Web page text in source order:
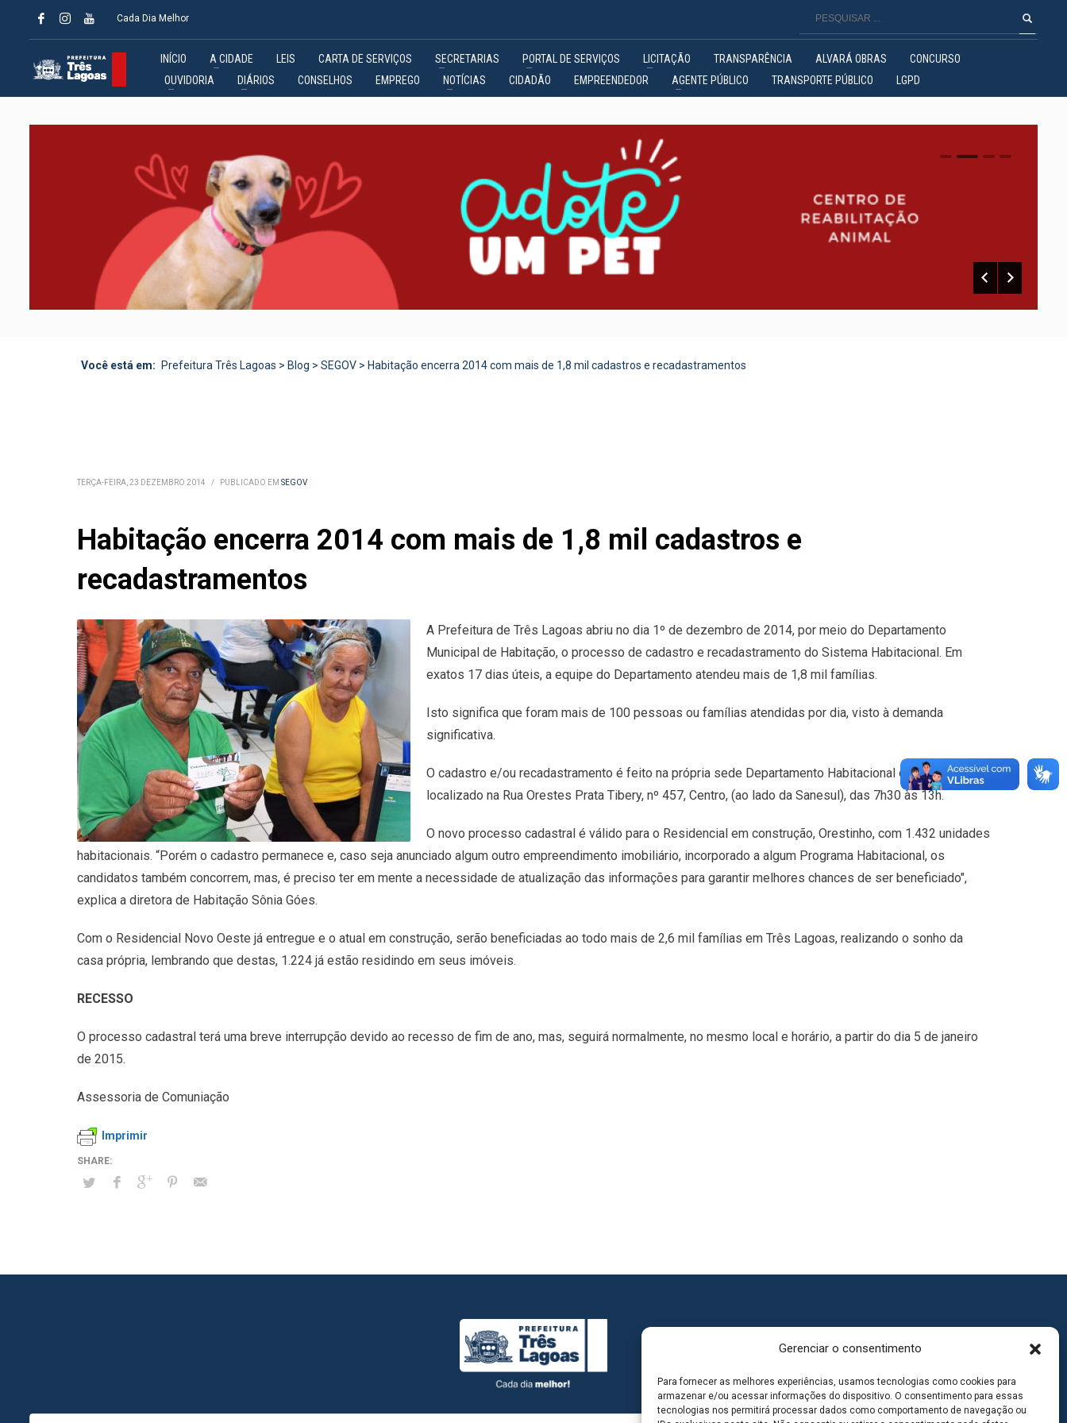
Gerenciar o consentimento
Para fornecer as melhores experiências, usamos tecnologias como cookies para
armazenar e/ou acessar informações do dispositivo. O consentimento para essas
tecnologias nos permitirá processar dados como comportamento de navegação ou
Cada Dia Melhor
INÍCIO A CIDADE LEIS CARTA DE SERVIÇOS SECRETARIAS PORTAL DE SERVIÇOS LICITAÇÃO TRANSPARÊNCIA ALVARÁ OBRAS
CONCURSO
OUVIDORIA
DIÁRIOS CONSELHOS EMPREGO NOTÍCIAS CIDADÃO EMPREENDEDOR AGENTE PÚBLICO TRANSPORTE PÚBLICO LGPD
0 1 2
Você está em: Prefeitura Três Lagoas > Blog > SEGOV > Habitação encerra 2014 com mais de 1,8 mil cadastros e recadastramentos
TERÇA-FEIRA, 23 DEZEMBRO 2014 / PUBLICADO EM SEGOV
Habitação encerra 2014 com mais de 1,8 mil cadastros e
recadastramentos
A Prefeitura de Três Lagoas abriu no dia 1º de dezembro de 2014, por meio do Departamento
Municipal de Habitação, o processo de cadastro e recadastramento do Sistema Habitacional. Em
exatos 17 dias úteis, a equipe do Departamento atendeu mais de 1,8 mil famílias.
Isto significa que foram mais de 100 pessoas ou famílias atendidas por dia, visto à demanda
significativa.
O cadastro e/ou recadastramento é feito na própria sede Departamento Habitacional da Prefeitura,
localizado na Rua Orestes Prata Tibery, nº 457, Centro, (ao lado da Sanesul), das 7h30 às 13h.
O novo processo cadastral é válido para o Residencial em construção, Orestinho, com 1.432 unidades
habitacionais. “Porém o cadastro permanece e, caso seja anunciado algum outro empreendimento imobiliário, incorporado a algum Programa Habitacional, os
candidatos também concorrem, mas, é preciso ter em mente a necessidade de atualização das informações para garantir melhores chances de ser beneficiado",
explica a diretora de Habitação Sônia Góes.
Com o Residencial Novo Oeste já entregue e o atual em construção, serão beneficiadas ao todo mais de 2,6 mil famílias em Três Lagoas, realizando o sonho da
casa própria, lembrando que destas, 1.224 já estão residindo em seus imóveis.
RECESSO
O processo cadastral terá uma breve interrupção devido ao recesso de fim de ano, mas, seguirá normalmente, no mesmo local e horário, a partir do dia 5 de janeiro
de 2015.
Assessoria de Comuniação
Imprimir